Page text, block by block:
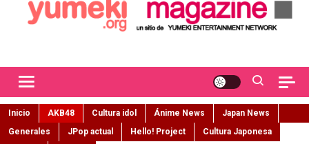
Inicio AKB48 Cultura idol Ánime News
Japan News
Generales
JPop actual Hello! Project
Cultura Japonesa